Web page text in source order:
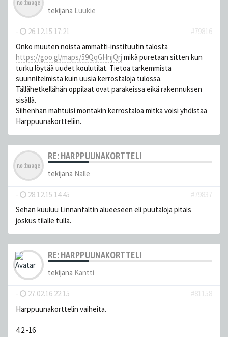
tekijänä Luukie
- 26.12.15 17:21
#79816
Onko muuten noista ammatti-instituutin talosta
https://goo.gl/maps/59QqGHnjQrj mikä puretaan sitten kun
turku löytää uudet koulutilat. Tietoa tarkemmista
suunnitelmista kuin uusia kerrostaloja tulossa.
Tällähetkellähän oppilaat ovat parakeissa eikä rakennuksen
sisällä.
Siihenhän mahtuisi montakin kerrostaloa mitkä voisi yhdistää
Harppuunakortteliin.
RE: HARPPUUNAKORTTELI
tekijänä Nalle
- 28.12.15 14:45
#79837
Sehän kuuluu Linnanfältin alueeseen eli puutaloja pitäis
joskus tilalle tulla.
RE: HARPPUUNAKORTTELI
tekijänä Kantti
- 27.02.16 22:15
#81158
Harppuunakorttelin vaiheita.
4.2.-16